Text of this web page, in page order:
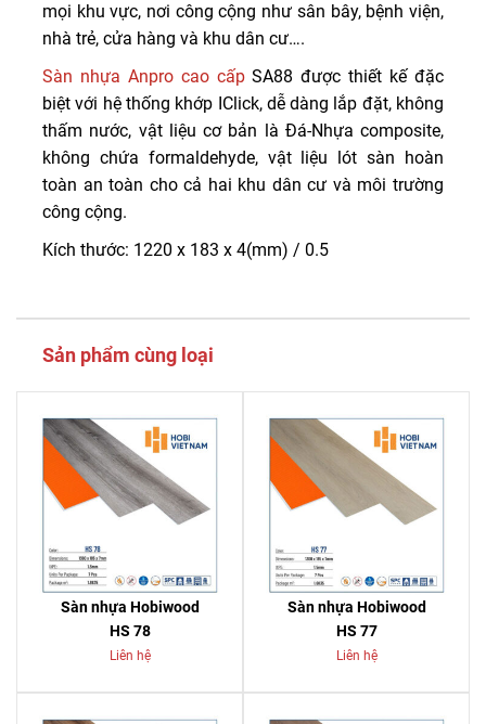
mọi khu vực, nơi công cộng như sân bây, bệnh viện,
nhà trẻ, cửa hàng và khu dân cư….
Sàn nhựa Anpro cao cấpSA88 được thiết kế đặc
biệt với hệ thống khớp IClick, dễ dàng lắp đặt, không
thấm nước, vật liệu cơ bản là Đá-Nhựa composite,
không chứa formaldehyde, vật liệu lót sàn hoàn
toàn an toàn cho cả hai khu dân cư và môi trường
công cộng.
Kích thước: 1220 x 183 x 4(mm) / 0.5
Sản phẩm cùng loại
Sàn nhựa Hobiwood
HS 78
Liên hệ
Sàn nhựa Hobiwood
HS 77
Liên hệ